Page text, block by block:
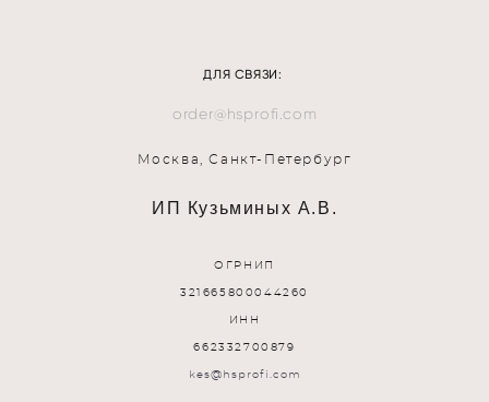
ДЛЯ СВЯЗИ:
order@hsprofi.com
Москва, Санкт-Петербург
ИП Кузьминых А.В.
ОГРНИП
321665800044260
ИНН
662332700879
kes@hsprofi.com